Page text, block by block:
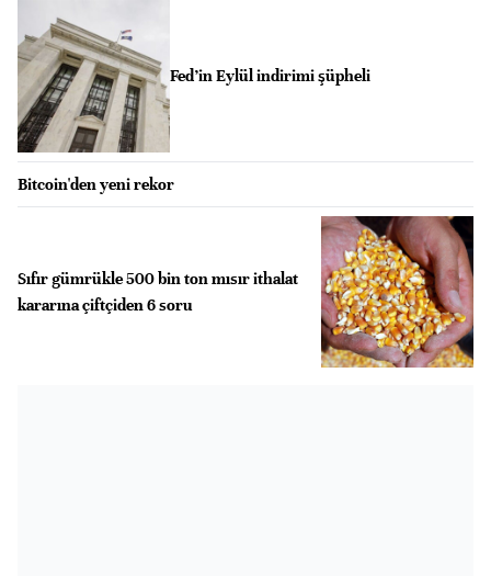
Fed’in Eylül indirimi şüpheli
Bitcoin'den yeni rekor
Sıfır gümrükle 500 bin ton mısır ithalat
kararına çiftçiden 6 soru